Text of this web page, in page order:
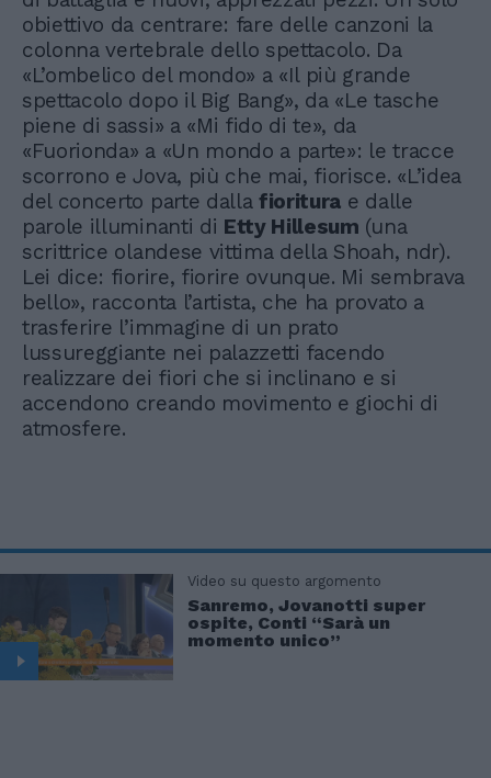
obiettivo da centrare: fare delle canzoni la
colonna vertebrale dello spettacolo. Da
«L’ombelico del mondo» a «Il più grande
spettacolo dopo il Big Bang», da «Le tasche
piene di sassi» a «Mi fido di te», da
«Fuorionda» a «Un mondo a parte»: le tracce
scorrono e Jova, più che mai, fiorisce. «L’idea
del concerto parte dalla fioritura e dalle
parole illuminanti di Etty Hillesum (una
scrittrice olandese vittima della Shoah, ndr).
Lei dice: fiorire, fiorire ovunque. Mi sembrava
bello», racconta l’artista, che ha provato a
trasferire l’immagine di un prato
lussureggiante nei palazzetti facendo
realizzare dei fiori che si inclinano e si
accendono creando movimento e giochi di
atmosfere.
Video su questo argomento
Sanremo, Jovanotti super
ospite, Conti “Sarà un
momento unico”